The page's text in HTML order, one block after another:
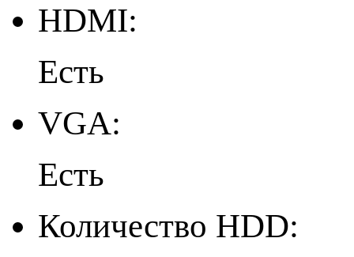
HDMI:
Есть
VGA:
Есть
Количество HDD: